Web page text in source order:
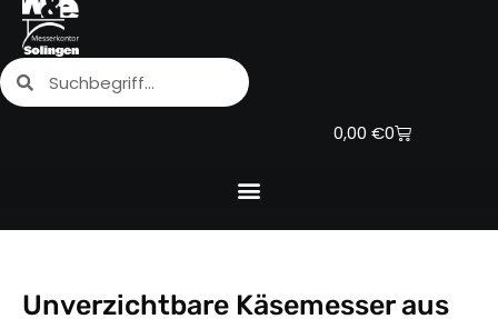
Zum
Inhalt
springen
SucheSuche
0,00 €0
Warenkorb
Unverzichtbare Käsemesser aus